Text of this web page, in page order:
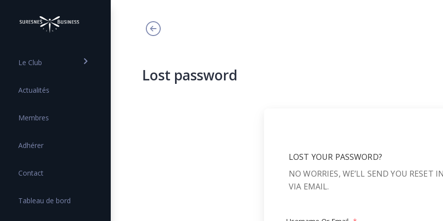
Le Club
Actualités
Membres
Adhérer
Contact
Tableau de bord
Lost password
LOST YOUR PASSWORD?
NO WORRIES, WE’LL SEND YOU RESET
VIA EMAIL.